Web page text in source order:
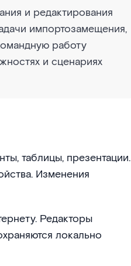
и редактирования
импортозамещения,
работу
и сценариях
таблицы, презентации.
Изменения
Редакторы
локально